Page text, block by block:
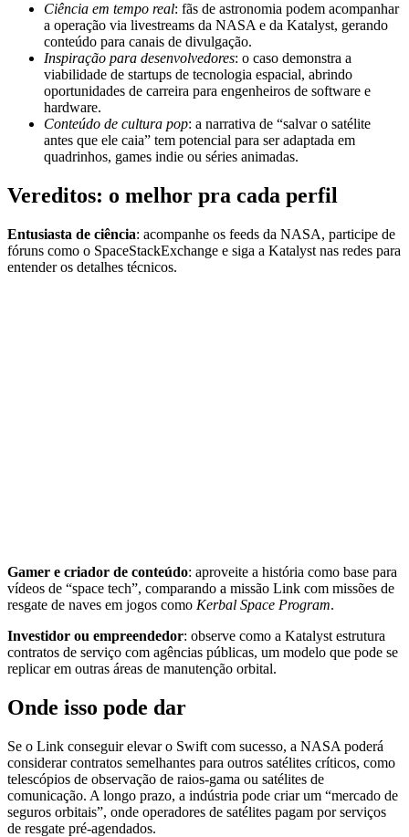
Ciência em tempo real: fãs de astronomia podem acompanhar
a operação via livestreams da NASA e da Katalyst, gerando
conteúdo para canais de divulgação.
Inspiração para desenvolvedores: o caso demonstra a
viabilidade de startups de tecnologia espacial, abrindo
oportunidades de carreira para engenheiros de software e
hardware.
Conteúdo de cultura pop: a narrativa de “salvar o satélite
antes que ele caia” tem potencial para ser adaptada em
quadrinhos, games indie ou séries animadas.
Vereditos: o melhor pra cada perfil
Entusiasta de ciência: acompanhe os feeds da NASA, participe de
fóruns como o SpaceStackExchange e siga a Katalyst nas redes para
entender os detalhes técnicos.
Gamer e criador de conteúdo: aproveite a história como base para
vídeos de “space tech”, comparando a missão Link com missões de
resgate de naves em jogos como Kerbal Space Program.
Investidor ou empreendedor: observe como a Katalyst estrutura
contratos de serviço com agências públicas, um modelo que pode se
replicar em outras áreas de manutenção orbital.
Onde isso pode dar
Se o Link conseguir elevar o Swift com sucesso, a NASA poderá
considerar contratos semelhantes para outros satélites críticos, como
telescópios de observação de raios‑gama ou satélites de
comunicação. A longo prazo, a indústria pode criar um “mercado de
seguros orbitais”, onde operadores de satélites pagam por serviços
de resgate pré‑agendados.